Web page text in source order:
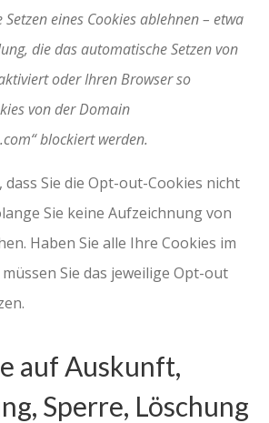
eines Cookies ablehnen – etwa
die das automatische Setzen von
oder Ihren Browser so
von der Domain
blockiert werden.
dass Sie die Opt-out-Cookies nicht
Sie keine Aufzeichnung von
Haben Sie alle Ihre Cookies im
Sie das jeweilige Opt-out
auf Auskunft,
Sperre, Löschung